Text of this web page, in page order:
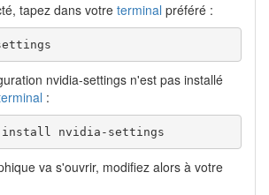
tapez dans votre terminal préféré :
nvidia-settings n'est pas installé
:
install nvidia-settings
va s'ouvrir, modifiez alors à votre